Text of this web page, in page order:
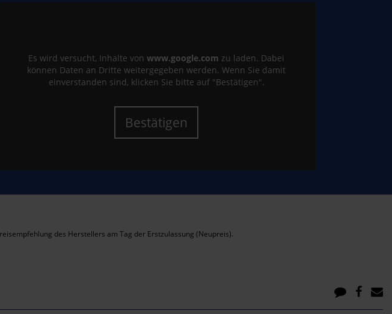
Es wird versucht, Inhalte von www.google.com zu laden. Dabei
können Daten an Dritte weitergegeben werden. Wenn Sie damit
einverstanden sind, klicken Sie bitte auf "Bestätigen".
Bestätigen
des Herstellers am Tag der Erstzulassung (Neupreis).